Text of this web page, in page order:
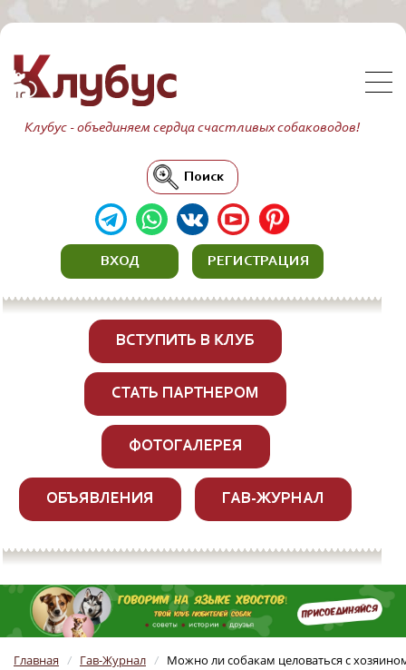
Клубус - объединяем сердца счастливых собаководов!
Поиск
ВХОД РЕГИСТРАЦИЯ
ВСТУПИТЬ В КЛУБ
СТАТЬ ПАРТНЕРОМ
ФОТОГАЛЕРЕЯ
ОБЪЯВЛЕНИЯ ГАВ-ЖУРНАЛ
Главная / Гав-Журнал / Можно ли собакам целоваться с